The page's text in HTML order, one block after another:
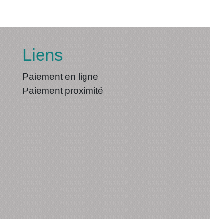
Liens
Paiement en ligne
Paiement proximité